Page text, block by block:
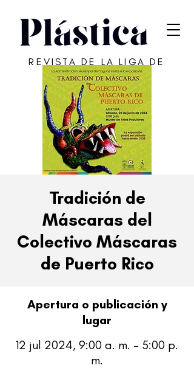
REVISTA DE LA LIGA DE
ARTE DE SAN JUAN
Tradición de
Máscaras del
Colectivo Máscaras
de Puerto Rico
Apertura o publicación y
lugar
12 jul 2024, 9:00 a. m. – 5:00 p.
m.